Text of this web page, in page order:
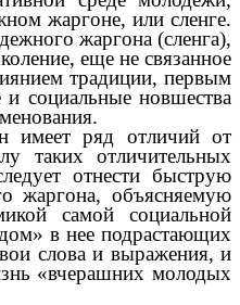
жаргоне, или сленге.
жаргона (сленга),
еще не связанное
традиции, первым
и социальные новшества
имеет ряд отличий от
таких отличительных
отнести быструю
жаргона, объясняемую
самой социальной
в нее подрастающих
слова и выражения, и
«вчерашних молодых